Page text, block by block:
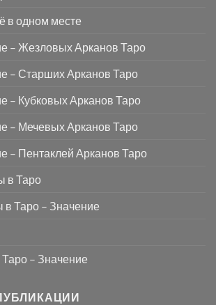
в одном месте
– Жезловых Арканов Таро
– Старших Арканов Таро
– Кубковых Арканов Таро
– Мечевых Арканов Таро
– Пентаклей Арканов Таро
в Таро
Таро – Значение
– Значение